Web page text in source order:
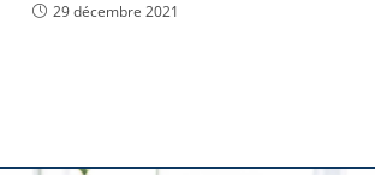
29 décembre 2021